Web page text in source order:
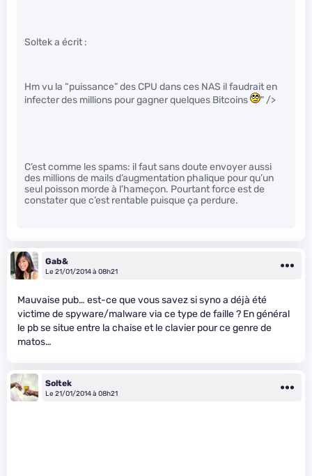
Soltek a écrit :
Hm vu la “puissance” des CPU dans ces NAS il faudrait en
infecter des millions pour gagner quelques Bitcoins
" />
C’est comme les spams: il faut sans doute envoyer aussi
des millions de mails d’augmentation phalique pour qu’un
seul poisson morde à l’hameçon. Pourtant force est de
constater que c’est rentable puisque ça perdure.
Gab&
Le 21/01/2014 à 08h21
Mauvaise pub… est-ce que vous savez si syno a déjà été
victime de spyware/malware via ce type de faille ? En général
le pb se situe entre la chaise et le clavier pour ce genre de
matos…
Soltek
Le 21/01/2014 à 08h21